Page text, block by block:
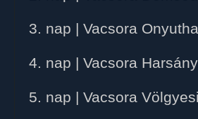
3. nap | Vacsora
4. nap | Vacsora
5. nap | Vacsora